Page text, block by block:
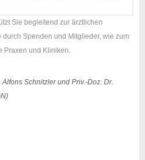
Sie begleitend zur ärztlichen
durch Spenden und Mitglieder, wie zum
Praxen und Kliniken.
Schnitzler und Priv.-Doz. Dr.